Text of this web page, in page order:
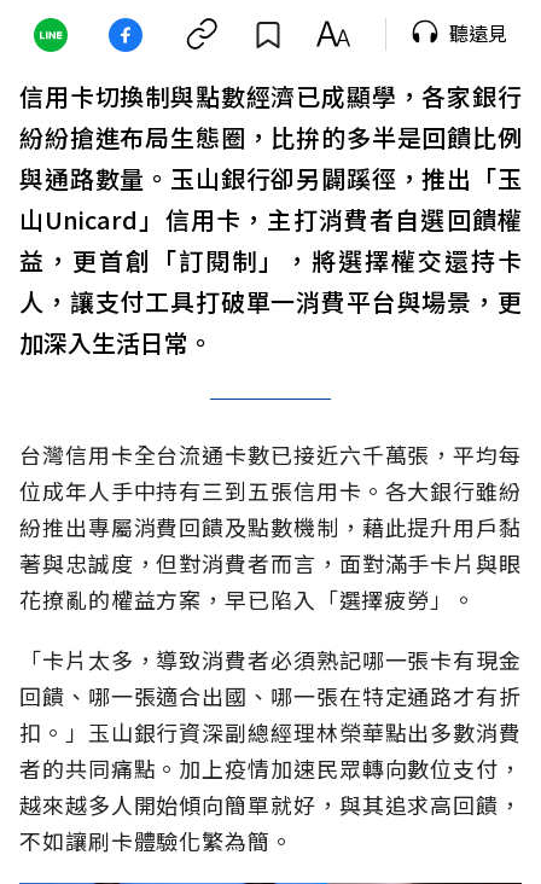
聽遠見
信用卡切換制與點數經濟已成顯學，各家銀行
紛紛搶進布局生態圈，比拚的多半是回饋比例
與通路數量。玉山銀行卻另闢蹊徑，推出「玉
山Unicard」信用卡，主打消費者自選回饋權
益，更首創「訂閱制」，將選擇權交還持卡
人，讓支付工具打破單一消費平台與場景，更
加深入生活日常。
台灣信用卡全台流通卡數已接近六千萬張，平均每
位成年人手中持有三到五張信用卡。各大銀行雖紛
紛推出專屬消費回饋及點數機制，藉此提升用戶黏
著與忠誠度，但對消費者而言，面對滿手卡片與眼
花撩亂的權益方案，早已陷入「選擇疲勞」。
「卡片太多，導致消費者必須熟記哪一張卡有現金
回饋、哪一張適合出國、哪一張在特定通路才有折
扣。」玉山銀行資深副總經理林榮華點出多數消費
者的共同痛點。加上疫情加速民眾轉向數位支付，
越來越多人開始傾向簡單就好，與其追求高回饋，
不如讓刷卡體驗化繁為簡。